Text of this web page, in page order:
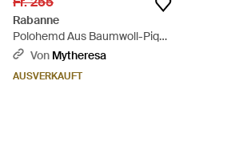
Rabanne
Polohemd Aus Baumwoll-Pique
- Natur
Von Mytheresa
AUSVERKAUFT